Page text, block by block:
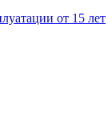
от 15 лет